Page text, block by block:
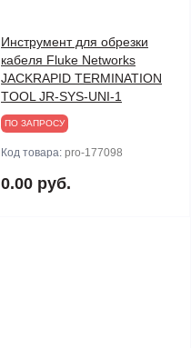
Инструмент для обрезки
кабеля Fluke Networks
JACKRAPID TERMINATION
TOOL JR-SYS-UNI-1
ПО ЗАПРОСУ
Код товара: pro-177098
0.00 руб.